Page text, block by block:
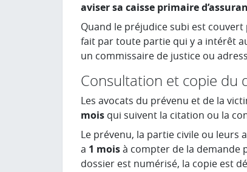
aviser sa caisse primaire
Quand le préjudice subi est
fait par toute partie qui y a intérêt
un commissaire de justice ou
Consultation et copie du
Les avocats du prévenu et de la
mois qui suivent la citation ou la
Le prévenu, la partie civile ou leurs
a 1 moisà compter de la demande
dossier est numérisé, la copie est